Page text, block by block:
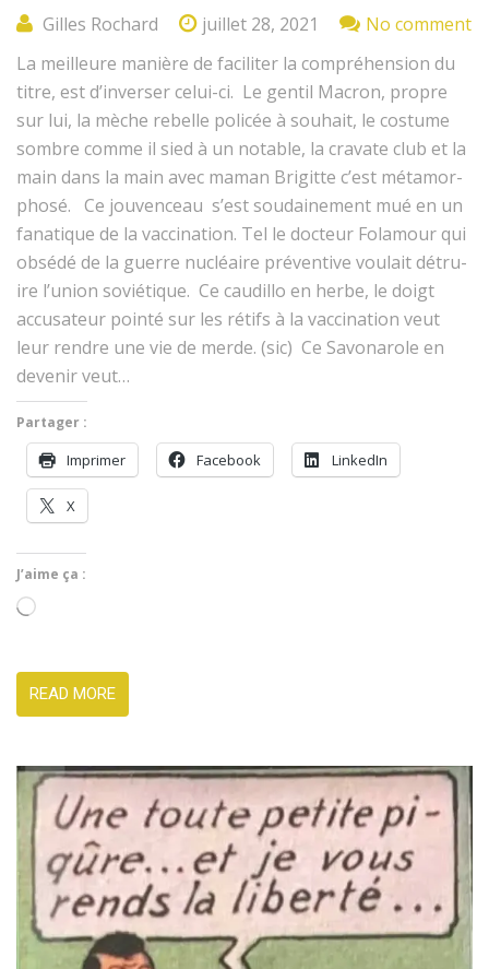
Gilles Rochard juillet 28, 2021
No comment
La meilleure manière de faciliter la com­préhen­sion du
titre, est d’in­vers­er celui-ci. Le gen­til Macron, pro­pre
sur lui, la mèche rebelle policée à souhait, le cos­tume
som­bre comme il sied à un notable, la cra­vate club et la
main dans la main avec maman Brigitte c’est méta­mor­
phosé. Ce jou­venceau s’est soudaine­ment mué en un
fana­tique de la vac­ci­na­tion. Tel le doc­teur Folam­our qui
obsédé de la guerre nucléaire préven­tive voulait détru­
ire l’u­nion sovié­tique. Ce caudil­lo en herbe, le doigt
accusa­teur pointé sur les rétifs à la vac­ci­na­tion veut
leur ren­dre une vie de merde. (sic) Ce Savona­role en
devenir veut…
Partager :
Imprimer Face­book LinkedIn
X
J’aime ça :
Charge­
READ MORE